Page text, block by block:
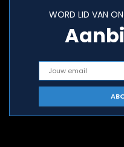
WORD LID VAN